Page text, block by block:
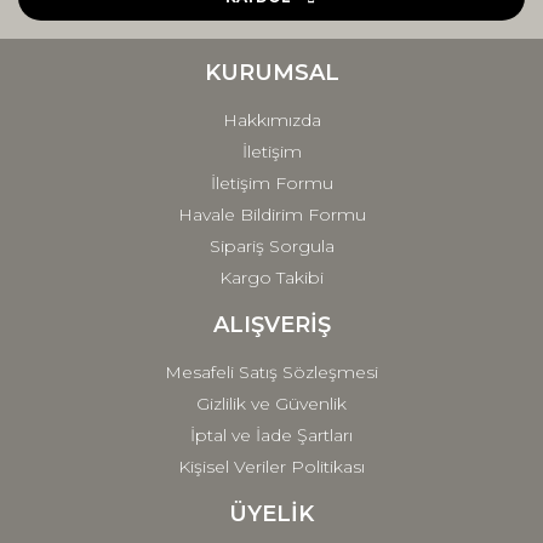
Ürün fiyatı diğer sitelerden daha pahalı.
Gönder
KURUMSAL
Hakkımızda
İletişim
İletişim Formu
Havale Bildirim Formu
Sipariş Sorgula
Kargo Takibi
ALIŞVERİŞ
Mesafeli Satış Sözleşmesi
Gizlilik ve Güvenlik
İptal ve İade Şartları
Kişisel Veriler Politikası
ÜYELİK